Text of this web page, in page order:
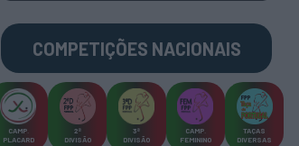
COMPETIÇÕES NACIONAIS
CAMP.
PLACARD
2ª
DIVISÃO
3ª
DIVISÃO
CAMP.
FEMININO
TAÇAS
DIVERSAS